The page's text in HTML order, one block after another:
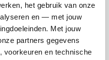
het gebruik van onze
en — met jouw
Met jouw
partners gegevens
voorkeuren en technische